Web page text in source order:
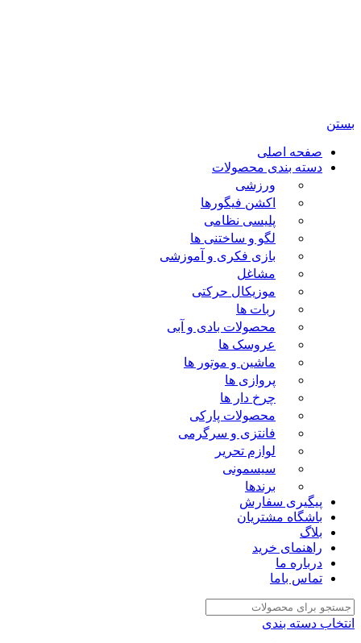
بستن
صفحه اصلی
دسته بندی محصولات
ورزشی
اکشن فیگورها
پلیسی نظامی
لگو و ساختنی ها
بازی فکری و آموزشی
مشاغل
موزیکال حرکتی
ربات ها
محصولات بادی و آبی
عروسک ها
ماشین و موتور ها
پروازی ها
چرخ دار ها
محصولات پارکی
فانتزی و سرگرمی
لوازم تحریر
سیسمونی
برندها
پیگیری سفارش
باشگاه مشتریان
بلاگ
راهنمای خرید
درباره ما
تماس باما
انتخاب دسته بندی